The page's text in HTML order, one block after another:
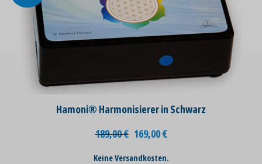
Hamoni® Harmonisierer in Schwarz
189,00€ 169,00€
Keine Versandkosten.